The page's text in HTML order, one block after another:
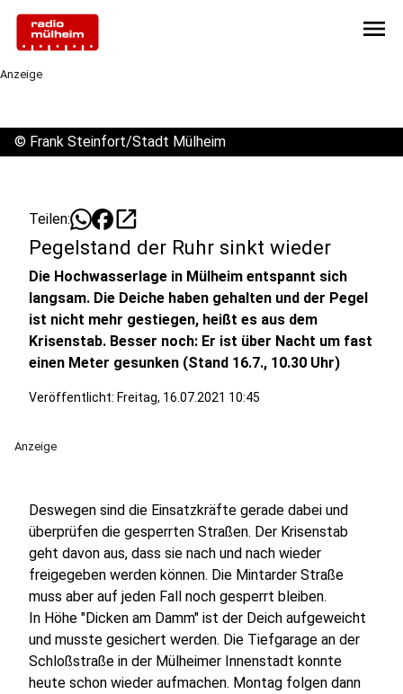
menu
Anzeige
© Frank Steinfort/Stadt Mülheim
Teilen: open_in_new
Pegelstand der Ruhr sinkt wieder
Die Hochwasserlage in Mülheim entspannt sich
langsam. Die Deiche haben gehalten und der Pegel
ist nicht mehr gestiegen, heißt es aus dem
Krisenstab. Besser noch: Er ist über Nacht um fast
einen Meter gesunken (Stand 16.7., 10.30 Uhr)
Veröffentlicht: Freitag, 16.07.2021 10:45
Anzeige
Deswegen sind die Einsatzkräfte gerade dabei und
überprüfen die gesperrten Straßen. Der Krisenstab
geht davon aus, dass sie nach und nach wieder
freigegeben werden können. Die Mintarder Straße
muss aber auf jeden Fall noch gesperrt bleiben.
In Höhe "Dicken am Damm" ist der Deich aufgeweicht
und musste gesichert werden. Die Tiefgarage an der
Schloßstraße in der Mülheimer Innenstadt konnte
heute schon wieder aufmachen. Montag folgen dann